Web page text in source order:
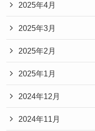
2025年4月
2025年3月
2025年2月
2025年1月
2024年12月
2024年11月